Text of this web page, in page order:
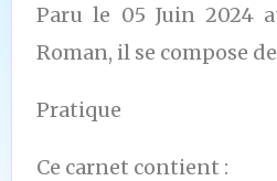
Paru le 05 Juin 2024
Roman, il se compose
Pratique
Ce carnet contient :